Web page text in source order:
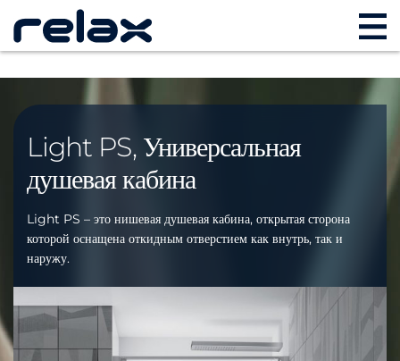
Light PS, Универсальная
душевая кабина
Light PS – это нишевая душевая кабина, открытая сторона
которой оснащена откидным отверстием как внутрь, так и
наружу.